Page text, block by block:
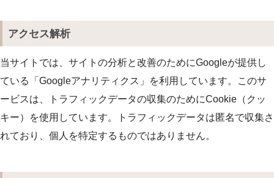
アクセス解析
当サイトでは、サイトの分析と改善のためにGoogleが提供し
ている「Googleアナリティクス」を利用しています。このサ
ービスは、トラフィックデータの収集のためにCookie（クッ
キー）を使用しています。トラフィックデータは匿名で収集さ
れており、個人を特定するものではありません。